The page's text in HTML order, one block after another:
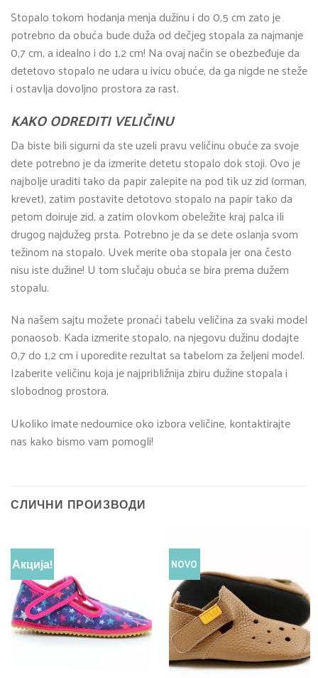
Stopalo tokom hodanja menja dužinu i do 0,5 cm zato je
potrebno da obuća bude duža od dečjeg stopala za najmanje
0,7 cm, a idealno i do 1,2 cm! Na ovaj način se obezbeđuje da
detetovo stopalo ne udara u ivicu obuće, da ga nigde ne steže
i ostavlja dovoljno prostora za rast.
KAKO ODREDITI VELIČINU
Da biste bili sigurni da ste uzeli pravu veličinu obuće za svoje
dete potrebno je da izmerite detetu stopalo dok stoji. Ovo je
najbolje uraditi tako da papir zalepite na pod tik uz zid (orman,
krevet), zatim postavite detotovo stopalo na papir tako da
petom doiruje zid, a zatim olovkom obeležite kraj palca ili
drugog najdužeg prsta. Potrebno je da se dete oslanja svom
težinom na stopalo. Uvek merite oba stopala jer ona često
nisu iste dužine! U tom slučaju obuća se bira prema dužem
stopalu.
Na našem sajtu možete pronaći tabelu veličina za svaki model
ponaosob. Kada izmerite stopalo, na njegovu dužinu dodajte
0,7 do 1,2 cm i uporedite rezultat sa tabelom za željeni model.
Izaberite veličinu koja je najpribližnija zbiru dužine stopala i
slobodnog prostora.
Ukoliko imate nedoumice oko izbora veličine, kontaktirajte
nas kako bismo vam pomogli!
СЛИЧНИ ПРОИЗВОДИ
Акција! NOVO